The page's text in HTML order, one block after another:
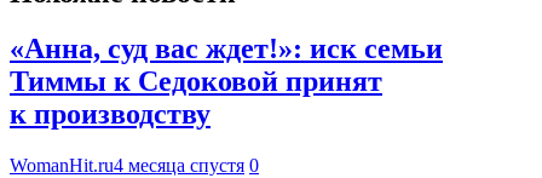
«Анна, суд вас ждет!»: иск семьи
Тиммы к Седоковой принят
к производству
WomanHit.ru4 месяца спустя 0